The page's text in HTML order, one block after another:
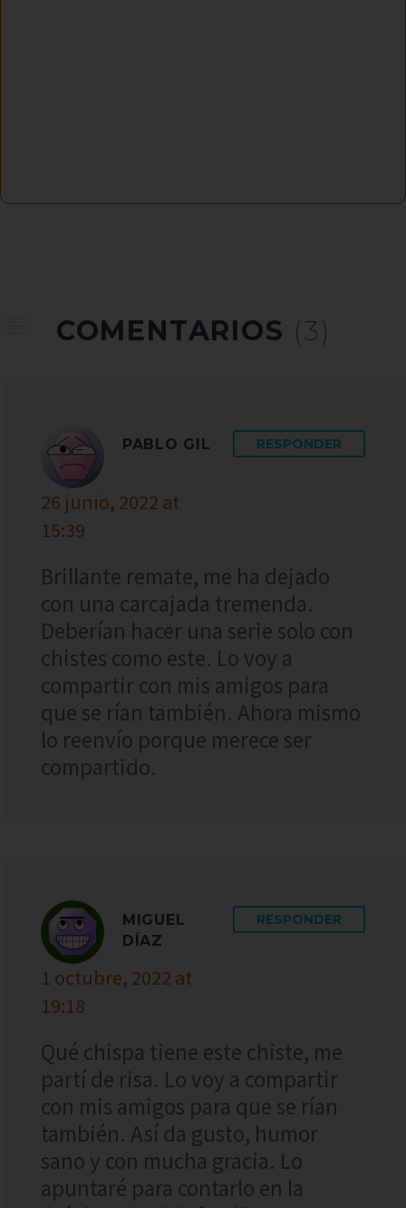
COMENTARIOS (3)
PABLO GIL
26 junio, 2022 at
15:39
RESPONDER
Brillante remate, me ha dejado
con una carcajada tremenda.
Deberían hacer una serie solo con
chistes como este. Lo voy a
compartir con mis amigos para
que se rían también. Ahora mismo
lo reenvío porque merece ser
compartido.
MIGUEL
DÍAZ
1 octubre, 2022 at
19:18
RESPONDER
Qué chispa tiene este chiste, me
partí de risa. Lo voy a compartir
con mis amigos para que se rían
también. Así da gusto, humor
sano y con mucha gracia. Lo
apuntaré para contarlo en la